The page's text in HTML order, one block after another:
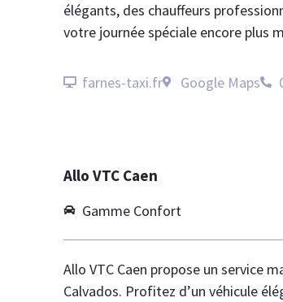
élégants, des chauffeurs
votre journée spéciale encore plus
farnes-taxi.fr Google Maps
Allo VTC Caen
Gamme Confort
Allo VTC Caen propose un service
Calvados. Profitez d’un véhicule